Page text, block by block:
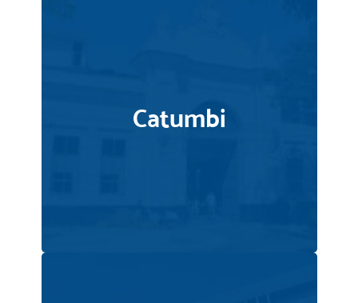
Catumbi